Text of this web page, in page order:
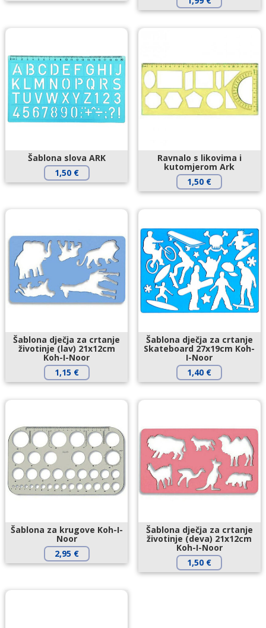
Šablona slova ARK
1,50 €
Ravnalo s likovima i
kutomjerom Ark
1,50 €
Šablona dječja za crtanje
životinje (lav) 21x12cm
Koh-I-Noor
1,15 €
Šablona dječja za crtanje
Skateboard 27x19cm Koh-
I-Noor
1,40 €
Šablona za krugove Koh-I-
Noor
2,95 €
Šablona dječja za crtanje
životinje (deva) 21x12cm
Koh-I-Noor
1,50 €